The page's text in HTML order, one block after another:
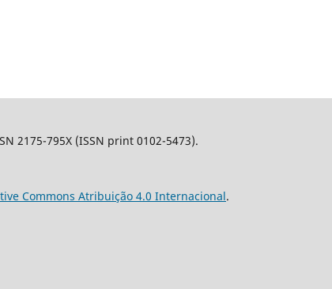
2175-795X (ISSN print 0102-5473).
Commons Atribuição 4.0 Internacional.